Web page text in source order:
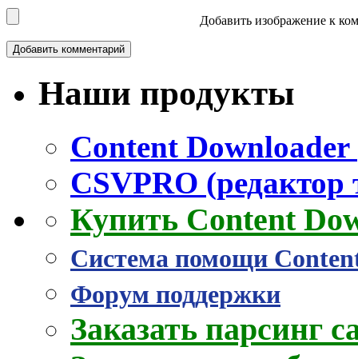
Добавить изображение к
Наши продукты
Content Downloader
CSVPRO (редактор
Купить Content
Система помощи
Форум поддержки
Заказать парсинг